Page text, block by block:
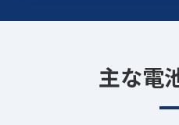
主な電